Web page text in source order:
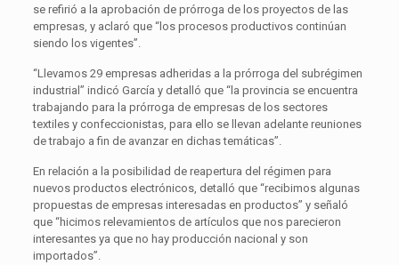
se refirió a la aprobación de prórroga de los proyectos de las
empresas, y aclaró que “los procesos productivos continúan
siendo los vigentes”.
“Llevamos 29 empresas adheridas a la prórroga del subrégimen
industrial” indicó García y detalló que “la provincia se encuentra
trabajando para la prórroga de empresas de los sectores
textiles y confeccionistas, para ello se llevan adelante reuniones
de trabajo a fin de avanzar en dichas temáticas”.
En relación a la posibilidad de reapertura del régimen para
nuevos productos electrónicos, detalló que “recibimos algunas
propuestas de empresas interesadas en productos” y señaló
que “hicimos relevamientos de artículos que nos parecieron
interesantes ya que no hay producción nacional y son
importados”.